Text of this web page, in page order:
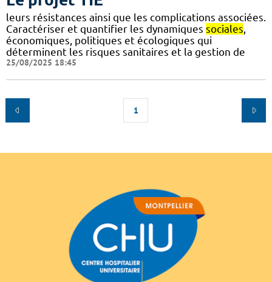
leurs résistances ainsi que les complications associées.
Caractériser et quantifier les dynamiques sociales
économiques, politiques et écologiques qui
déterminent les risques sanitaires et la gestion de
25/08/2025 18:45
1